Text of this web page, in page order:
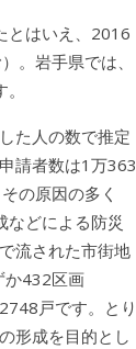
とはいえ、2016
。岩手県では、
た人の数で推定
請者数は1万363
の原因の多く
などによる防災
流された市街地
か432区画
戸です。とり
形成を目的とし